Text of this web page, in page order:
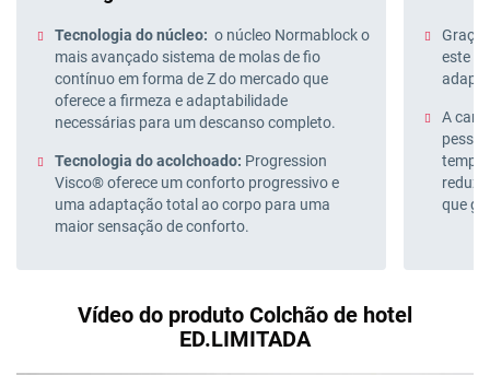
Tecnologia do núcleo: o núcleo Normablock o
mais avançado sistema de molas de fio
contínuo em forma de Z do mercado que
oferece a firmeza e adaptabilidade
necessárias para um descanso completo.
Tecnologia do acolchoado: Progression
Visco® oferece um conforto progressivo e
uma adaptação total ao corpo para uma
maior sensação de conforto.
este
A
que
Vídeo do produto Colchão de hotel
ED.LIMITADA